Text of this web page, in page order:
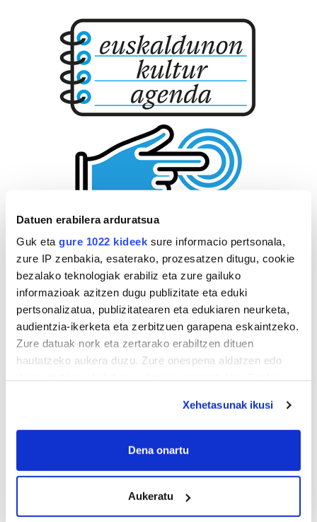
Datuen erabilera arduratsua
Guk eta gure 1022 kideek sure informacio pertsonala,
zure IP zenbakia, esaterako, prozesatzen ditugu, cookie
bezalako teknologiak erabiliz eta zure gailuko
informazioak azitzen dugu publizitate eta eduki
pertsonalizatua, publizitatearen eta edukiaren neurketa,
audientzia-ikerketa eta zerbitzuen garapena eskaintzeko.
Zure datuak nork eta zertarako erabiltzen dituen
hautatzeko aukera duzu. Zure onespena aldatzen edo
If you allow, we would also like to:
Collect information about your geographical
Identify your device by actively scanning it for
specific characteristics (fingerprinting)
Xehetasunak ikusi
Dena onartu
Aukeratu